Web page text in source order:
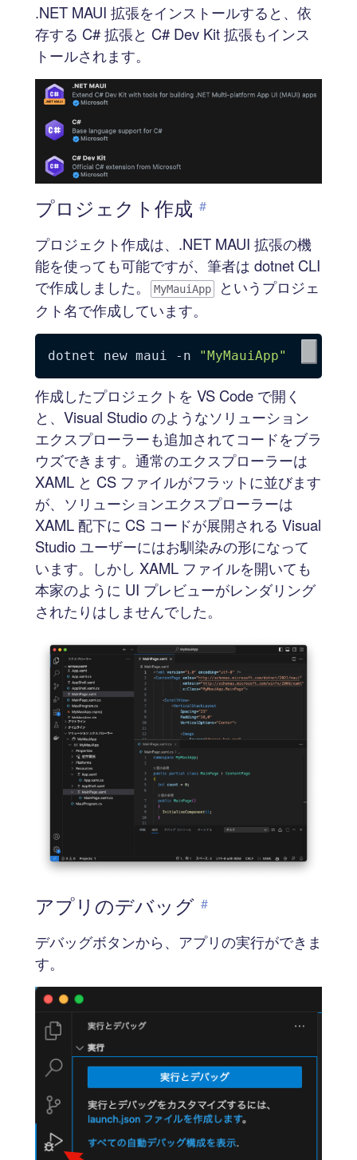
.NET MAUI 拡張をインストールすると、依
存する C# 拡張と C# Dev Kit 拡張もインス
トールされます。
プロジェクト作成 #
プロジェクト作成は、.NET MAUI 拡張の機
能を使っても可能ですが、筆者は dotnet CLI
で作成しました。
MyMauiApp
というプロジェ
クト名で作成しています。
dotnet new maui -n "MyMauiApp"
作成したプロジェクトを VS Code で開く
と、Visual Studio のようなソリューション
エクスプローラーも追加されてコードをブラ
ウズできます。通常のエクスプローラーは
XAML と CS ファイルがフラットに並びます
が、ソリューションエクスプローラーは
XAML 配下に CS コードが展開される Visual
Studio ユーザーにはお馴染みの形になって
います。しかし XAML ファイルを開いても
本家のように UI プレビューがレンダリング
されたりはしませんでした。
アプリのデバッグ #
デバッグボタンから、アプリの実行ができま
す。